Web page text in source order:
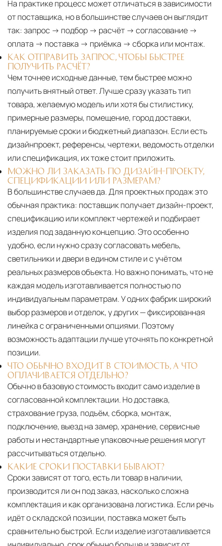
На практике процесс может отличаться в зависимости
от поставщика, но в большинстве случаев он выглядит
так: запрос → подбор → расчёт → согласование →
оплата → поставка → приёмка → сборка или монтаж.
КАК ОТПРАВИТЬ ЗАПРОС, ЧТОБЫ БЫСТРЕЕ
ПОЛУЧИТЬ РАСЧЁТ?
Чем точнее исходные данные, тем быстрее можно
получить внятный ответ. Лучше сразу указать тип
товара, желаемую модель или хотя бы стилистику,
примерные размеры, помещение, город доставки,
планируемые сроки и бюджетный диапазон. Если есть
дизайнпроект, референсы, чертежи, ведомость отделки
или спецификация, их тоже стоит приложить.
МОЖНО ЛИ ЗАКАЗАТЬ ПО ДИЗАЙН-ПРОЕКТУ,
СПЕЦИФИКАЦИИ ИЛИ РАЗМЕРАМ?
В большинстве случаев да. Для проектных продаж это
обычная практика: поставщик получает дизайн-проект,
спецификацию или комплект чертежей и подбирает
изделия под заданную концепцию. Это особенно
удобно, если нужно сразу согласовать мебель,
светильники и двери в едином стиле и с учётом
реальных размеров объекта. Но важно понимать, что не
каждая модель изготавливается полностью по
индивидуальным параметрам. У одних фабрик широкий
выбор размеров и отделок, у других — фиксированная
линейка с ограниченными опциями. Поэтому
возможность адаптации лучше уточнять по конкретной
позиции.
ЧТО ОБЫЧНО ВХОДИТ В СТОИМОСТЬ, А ЧТО
ОПЛАЧИВАЕТСЯ ОТДЕЛЬНО?
Обычно в базовую стоимость входит само изделие в
согласованной комплектации. Но доставка,
страхование груза, подъём, сборка, монтаж,
подключение, выезд на замер, хранение, сервисные
работы и нестандартные упаковочные решения могут
рассчитываться отдельно.
КАКИЕ СРОКИ ПОСТАВКИ БЫВАЮТ?
Сроки зависят от того, есть ли товар в наличии,
производится ли он под заказ, насколько сложна
комплектация и как организована логистика. Если речь
идёт о складской позиции, поставка может быть
сравнительно быстрой. Если изделие изготавливается